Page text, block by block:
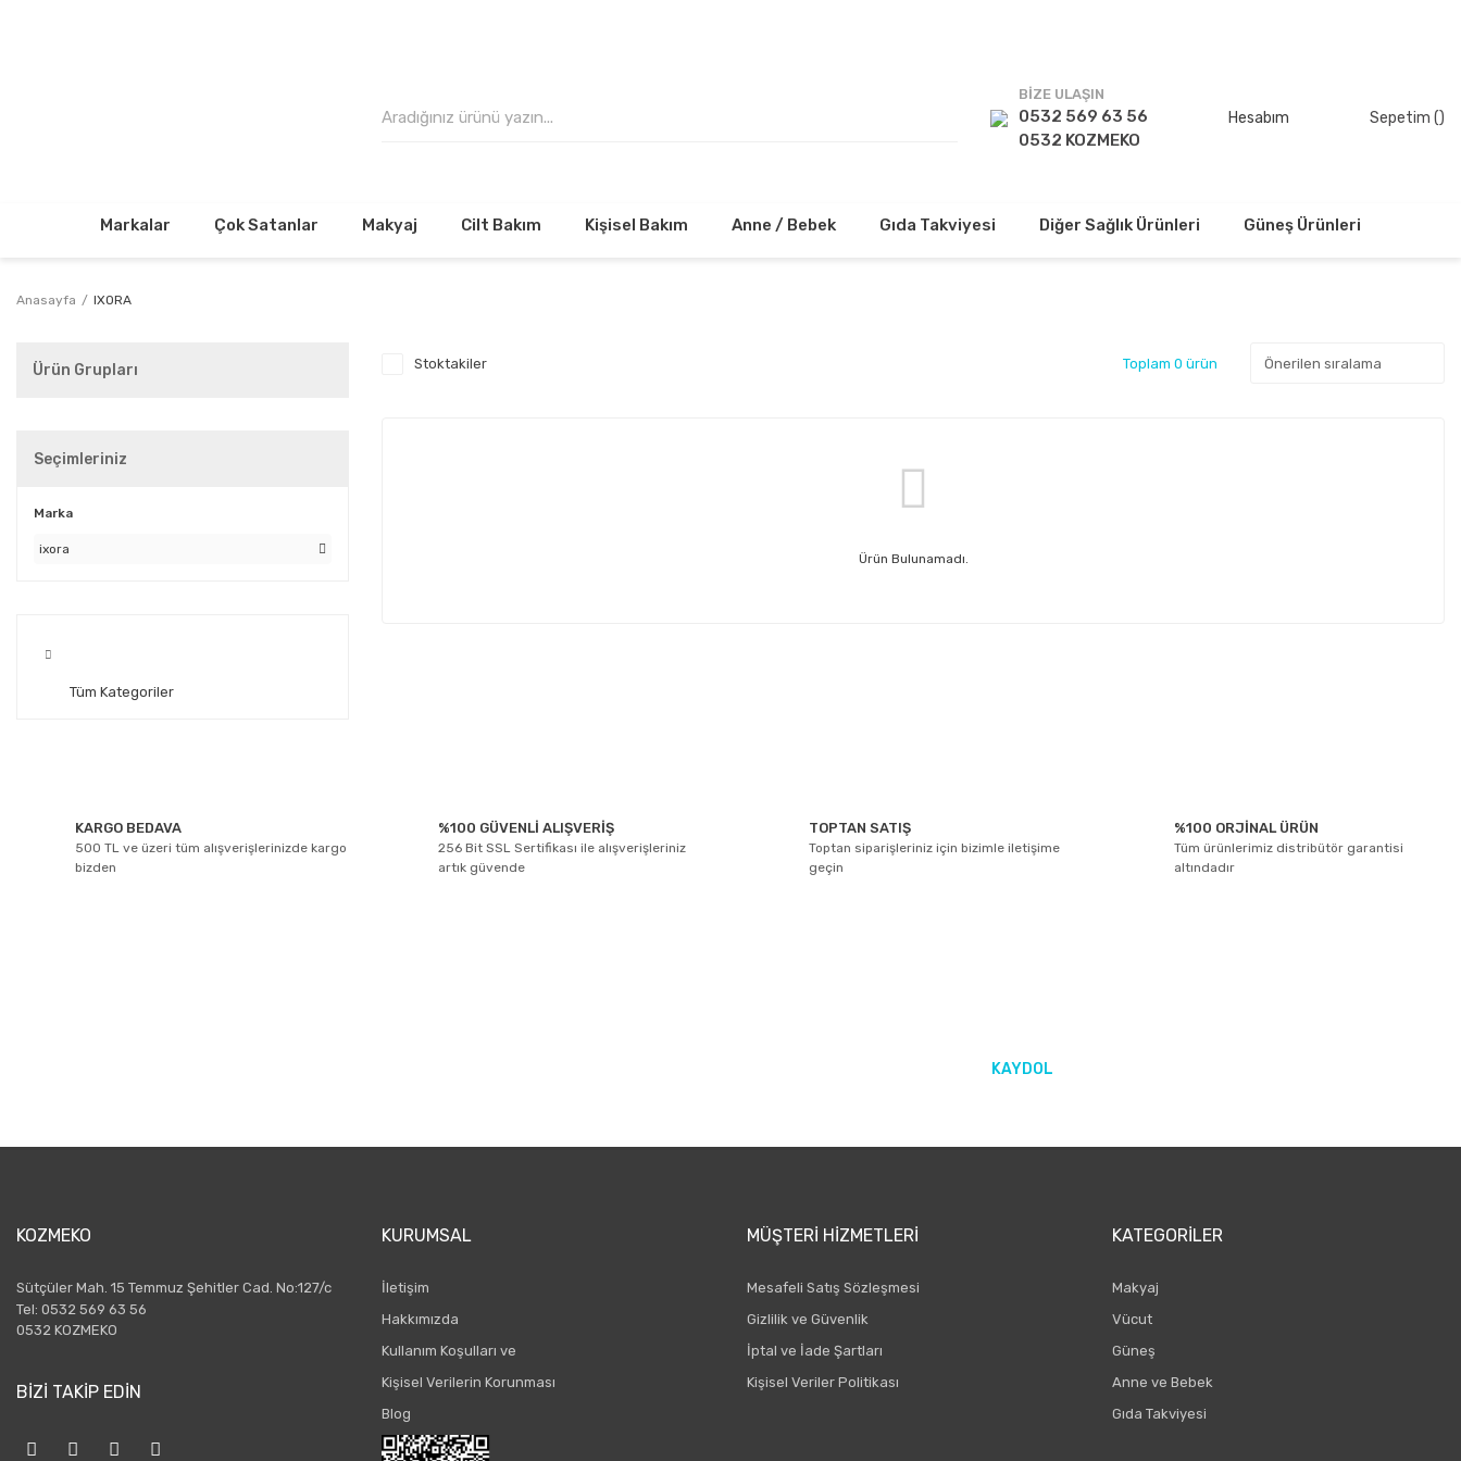
BİZE ULAŞIN
0532 569 63 56
0532 KOZMEKO
Hesabım Sepetim ()
Markalar Çok Satanlar Makyaj Cilt Bakım Kişisel Bakım Anne / Bebek Gıda Takviyesi Diğer Sağlık Ürünleri Güneş Ürünleri
Anasayfa IXORA
Ürün Grupları
Seçimleriniz
Marka
ixora
Tüm Kategoriler
Stoktakiler Toplam 0 ürün
Ürün Bulunamadı.
KARGO BEDAVA
500 TL ve üzeri tüm alışverişlerinizde kargo
bizden
%100 GÜVENLİ ALIŞVERİŞ
256 Bit SSL Sertifikası ile alışverişleriniz
artık güvende
TOPTAN SATIŞ
Toptan siparişleriniz için bizimle iletişime
geçin
%100 ORJİNAL ÜRÜN
Tüm ürünlerimiz distribütör garantisi
altındadır
KAYDOL
KOZMEKO
Sütçüler Mah. 15 Temmuz Şehitler Cad. No:127/c
Tel: 0532 569 63 56
0532 KOZMEKO
BİZİ TAKİP EDİN
KURUMSAL
İletişim
Hakkımızda
Kullanım Koşulları ve
Kişisel Verilerin Korunması
Blog
MÜŞTERI HIZMETLERI
Mesafeli Satış Sözleşmesi
Gizlilik ve Güvenlik
İptal ve İade Şartları
Kişisel Veriler Politikası
KATEGORILER
Makyaj
Vücut
Güneş
Anne ve Bebek
Gıda Takviyesi